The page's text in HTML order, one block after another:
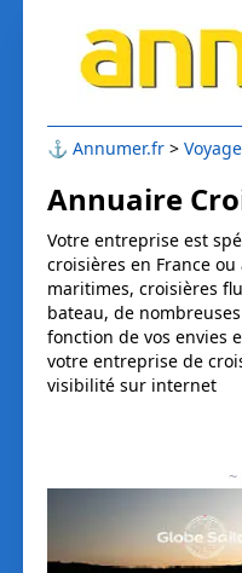
⚓ Annumer.fr Voyage
Annuaire
Votre entreprise est
croisières en France
maritimes, croisières
bateau, de
fonction de vos envies
votre entreprise de
visibilité sur internet
~